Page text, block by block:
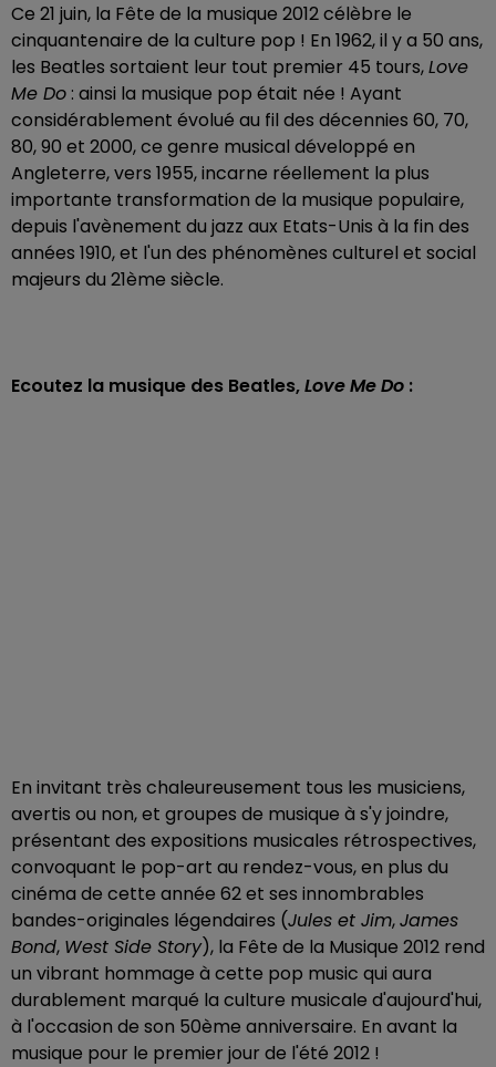
Ce 21 juin, la Fête de la musique 2012 célèbre le
cinquantenaire de la culture pop ! En 1962, il y a 50 ans,
les Beatles sortaient leur tout premier 45 tours,Love
Me Do : ainsi la musique pop était née ! Ayant
considérablement évolué au fil des décennies 60, 70,
80, 90 et 2000, ce genre musical développé en
Angleterre, vers 1955, incarne réellement la plus
importante transformation de la musique populaire,
depuis l'avènement du jazz aux Etats-Unis à la fin des
années 1910, et l'un des phénomènes culturel et social
majeurs du 21ème siècle.
Ecoutez la musique des Beatles,Love Me Do :
En invitant très chaleureusement tous les musiciens,
avertis ou non, et groupes de musique à s'y joindre,
présentant des expositions musicales rétrospectives,
convoquant le pop-art au rendez-vous, en plus du
cinéma de cette année 62 et ses innombrables
bandes-originales légendaires (Jules et Jim,James
Bond, West Side Story), la Fête de la Musique 2012 rend
un vibrant hommage à cette pop music qui aura
durablement marqué la culture musicale d'aujourd'hui,
à l'occasion de son 50ème anniversaire. En avant la
musique pour le premier jour de l'été 2012 !